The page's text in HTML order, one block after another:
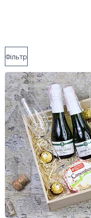
Фільтр